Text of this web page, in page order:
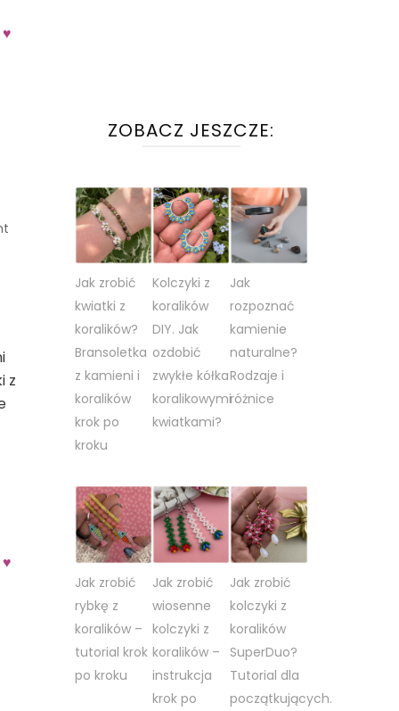
kamieni
z
ZOBACZ JESZCZE:
Jak zrobić
kwiatki z
koralików?
Bransoletka
z kamieni i
koralików
krok po
kroku
Kolczyki z
koralików
DIY. Jak
ozdobić
zwykłe kółka
koralikowymi
kwiatkami?
Jak
rozpoznać
kamienie
naturalne?
Rodzaje i
różnice
Jak zrobić
rybkę z
koralików –
tutorial krok
po kroku
Jak zrobić
wiosenne
kolczyki z
koralików –
instrukcja
krok po
Jak zrobić
kolczyki z
koralików
SuperDuo?
Tutorial dla
początkujących.